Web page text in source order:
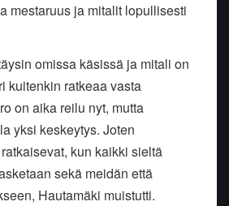
mestaruus ja mitalit lopullisesti
omissa käsissä ja mitali on
kuitenkin ratkeaa vasta
on aika reilu nyt, mutta
yksi keskeytys. Joten
kun kaikki sieltä
sekä meidän että
Hautamäki muistutti.